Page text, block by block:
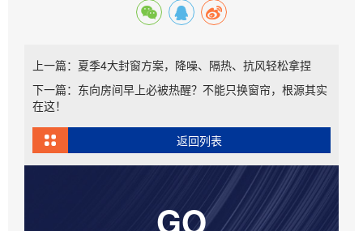
上一篇：夏季4大封窗方案，降噪、隔热、抗风轻松拿捏
下一篇：东向房间早上必被热醒？不能只换窗帘，根源其实
在这！
返回列表
GO